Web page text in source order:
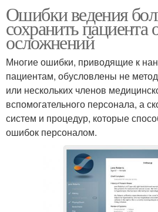
Ошибки ведения
сохранить
осложнений
Многие ошибки, приводящие к
пациентам, обусловлены не
или нескольких членов
вспомогательного персонала, а
систем и процедур, которые
ошибок персоналом.